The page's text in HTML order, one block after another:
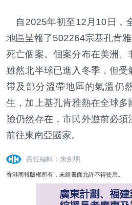
自2025年初至12月10日，
地區呈報了502264宗基孔肯
死亡個案。個案分布在美洲、
雖然北半球已進入冬季，但受
帶及部分溫帶地區的氣溫仍
生，加上基孔肯雅熱在全球多
險仍然存在，市民外遊前必
前往東南亞國家。
責任編輯：朱劍明
香港商報版權所有，未經書面允許不得使用。